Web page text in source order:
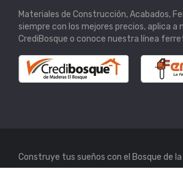
Materiales de Construcción, Acabados,
siempre con los mejores precios, aplica a
CrediBosque o conoce nuestra línea
Construye tus sueños con el Bosque de